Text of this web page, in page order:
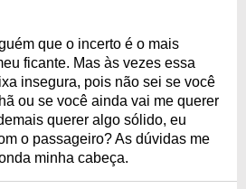
que o incerto é o mais
ficante. Mas às vezes essa
insegura, pois não sei se você
ou se você ainda vai me querer
querer algo sólido, eu
o passageiro? As dúvidas me
minha cabeça.